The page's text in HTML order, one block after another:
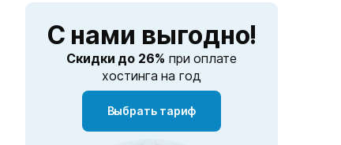
С нами выгодно!
Скидки до 26% при оплате
хостинга на год
Выбрать тариф